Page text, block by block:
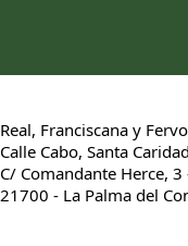
Real, Franciscana y
Calle Cabo, Santa
C/ Comandante Herce, 3
21700 - La Palma del